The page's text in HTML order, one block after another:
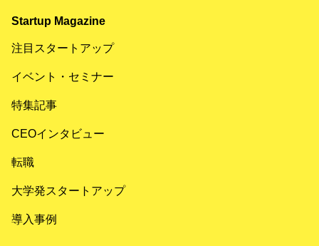
Startup Magazine
注目スタートアップ
イベント・セミナー
特集記事
CEOインタビュー
転職
大学発スタートアップ
導入事例